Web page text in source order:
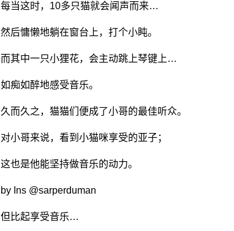
每当这时，10多只猫就会闻声而来…
然后慵懒地躺在窗台上，打个小盹。
而其中一只小狸花，会主动跳上琴键上…
如痴如醉地感受音乐。
久而久之，猫猫们便成了小哥的最佳听众。
对小哥来说，看到小猫咪享受的亚子；
这也是他能坚持做音乐的动力。
by Ins @sarperduman
但比起享受音乐…